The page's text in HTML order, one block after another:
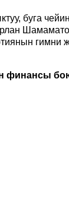
буга
гимни